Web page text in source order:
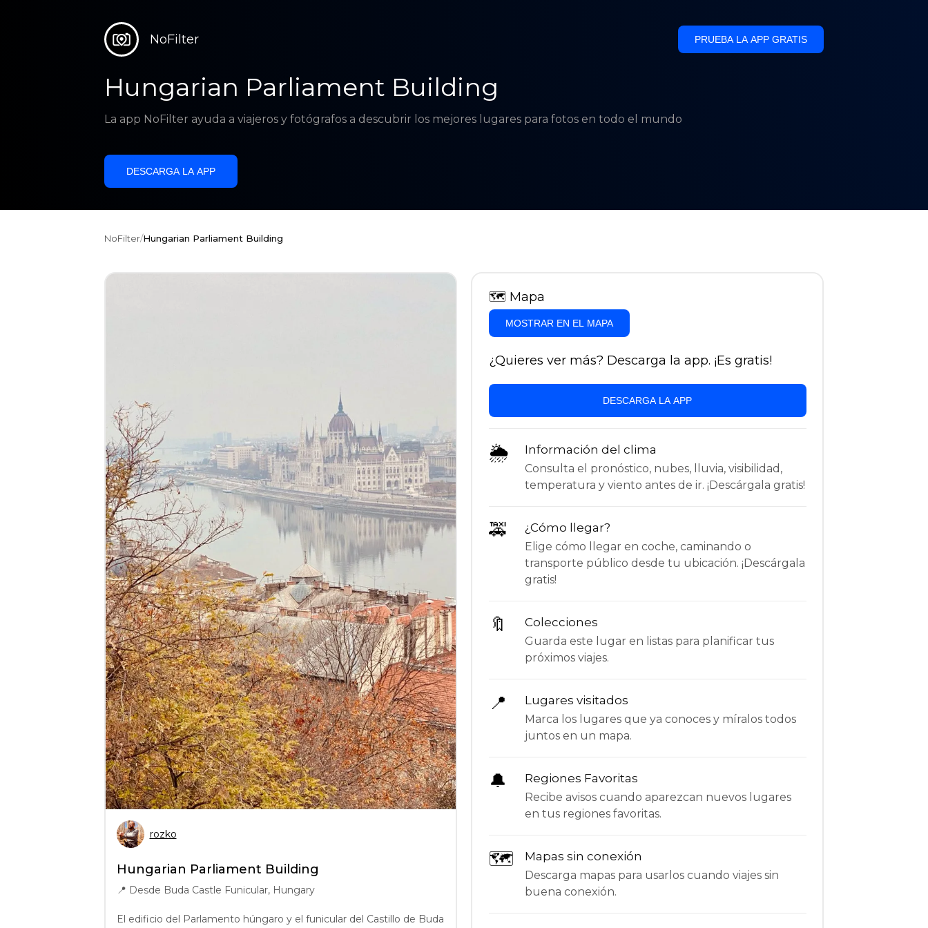
NoFilter PRUEBA LA APP GRATIS
Hungarian Parliament Building
La app NoFilter ayuda a viajeros y fotógrafos a descubrir los mejores lugares para fotos en todo el mundo
DESCARGA LA APP
NoFilter/Hungarian Parliament Building
rozko
Hungarian Parliament Building
📍 Desde Buda Castle Funicular, Hungary
El edificio del Parlamento húngaro y el funicular del Castillo de Buda
🗺 Mapa
MOSTRAR EN EL MAPA
¿Quieres ver más? Descarga la app. ¡Es gratis!
DESCARGA LA APP
🌦 Información del clima
Consulta el pronóstico, nubes, lluvia, visibilidad,
temperatura y viento antes de ir. ¡Descárgala gratis!
🚕 ¿Cómo llegar?
Elige cómo llegar en coche, caminando o
transporte público desde tu ubicación. ¡Descárgala
gratis!
🔖 Colecciones
Guarda este lugar en listas para planificar tus
próximos viajes.
📍 Lugares visitados
Marca los lugares que ya conoces y míralos todos
juntos en un mapa.
🔔 Regiones Favoritas
Recibe avisos cuando aparezcan nuevos lugares
en tus regiones favoritas.
🗺 Mapas sin conexión
Descarga mapas para usarlos cuando viajes sin
buena conexión.